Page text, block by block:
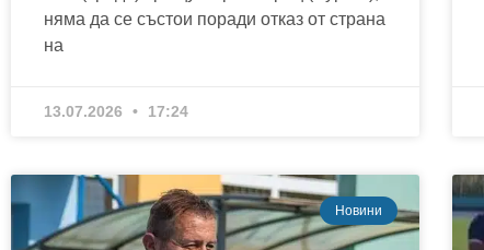
няма да се състои поради отказ от страна
на
13.07.2026 17:24
Новини